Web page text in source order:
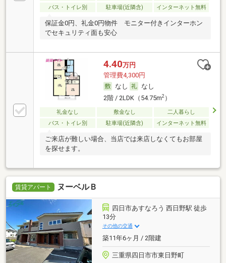
バス・トイレ別
駐車場(近隣含) インターネット無料
保証金0円、礼金0円物件 モニター付きインターホン
でセキュリティ面も安心
4.40万円
管理費4,300円
なし
なし
2階 / 2LDK（54.75m2）
礼金なし 敷金なし
二人暮らし
バス・トイレ別
駐車場(近隣含) インターネット無料
ご来店が難しい場合、当店では来店しなくてもお部屋
を探せます。
賃貸アパート ヌーベルＢ
四日市あすなろう 西日野駅 徒歩
13分
その他の交通
築11年6ヶ月 / 2階建
三重県四日市市東日野町